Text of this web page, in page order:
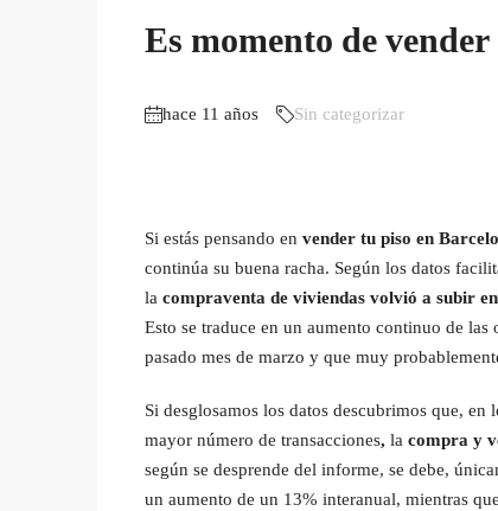
Es momento de
hace 11 años Sin categorizar
Si estás pensando en vender tu piso en
continúa su buena racha. Según los datos
la compraventa de viviendas volvió a subir
Esto se traduce en un aumento continuo de
pasado mes de marzo y que muy
Si desglosamos los datos descubrimos que,
mayor número de transacciones, la compra y
según se desprende del informe, se debe,
un aumento de un 13% interanual, mientras